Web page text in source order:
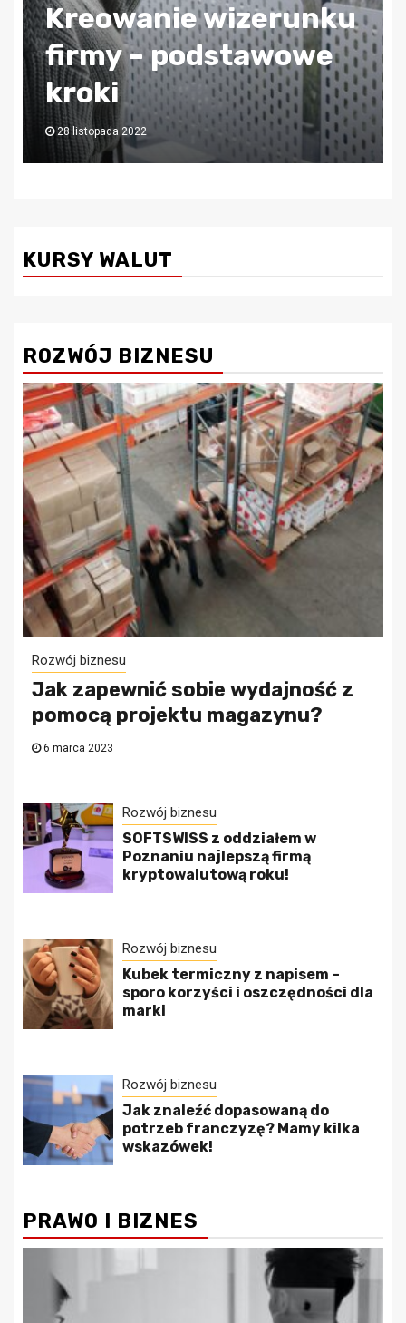
finansowe firmy?
Wybierz odpowiednią
księgową!
6 lipca 2022
KURSY WALUT
ROZWÓJ BIZNESU
Rozwój biznesu
Jak zapewnić sobie wydajność z
pomocą projektu magazynu?
6 marca 2023
Rozwój biznesu
SOFTSWISS z oddziałem w
Poznaniu najlepszą firmą
kryptowalutową roku!
Rozwój biznesu
Kubek termiczny z napisem –
sporo korzyści i oszczędności dla
marki
Rozwój biznesu
Jak znaleźć dopasowaną do
potrzeb franczyzę? Mamy kilka
wskazówek!
PRAWO I BIZNES